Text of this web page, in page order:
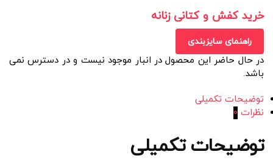
خرید کفش و کتانی زنانه
راهنمای سایزبندی
در حال حاضر این محصول در انبار موجود نیست و در دسترس نمی
باشد.
توضیحات تکمیلی
نظرات 0
توضیحات تکمیلی